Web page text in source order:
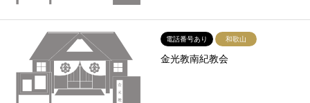
電話番号あり 和歌山
金光教南紀教会